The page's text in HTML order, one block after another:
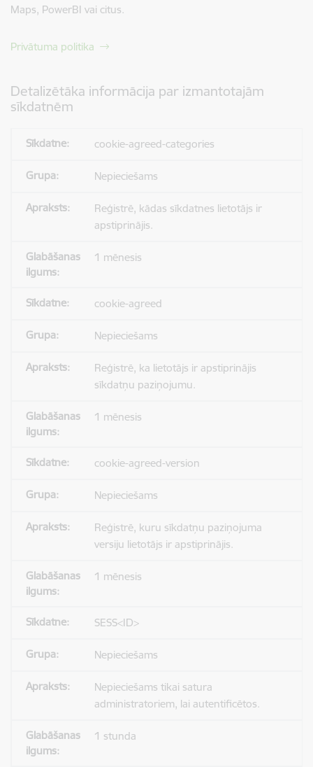
Maps, PowerBI vai citus.
Privātuma politika
Detalizētāka informācija par izmantotajām
sīkdatnēm
cookie-agreed-categories
Nepieciešams
Reģistrē, kādas sīkdatnes lietotājs ir
apstiprinājis.
1 mēnesis
cookie-agreed
Nepieciešams
Reģistrē, ka lietotājs ir apstiprinājis
sīkdatņu paziņojumu.
1 mēnesis
cookie-agreed-version
Nepieciešams
Reģistrē, kuru sīkdatņu paziņojuma
versiju lietotājs ir apstiprinājis.
1 mēnesis
SESS<ID>
Nepieciešams
Nepieciešams tikai satura
administratoriem, lai autentificētos.
1 stunda